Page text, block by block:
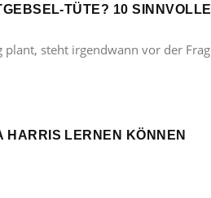
TÜTE? 10
plant, steht irgendwann vor der
HARRIS LERNEN KÖNNEN